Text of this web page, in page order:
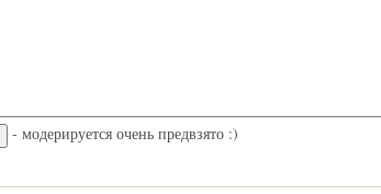
- модерируется очень предвзято :)